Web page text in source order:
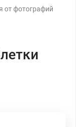
от фотографий